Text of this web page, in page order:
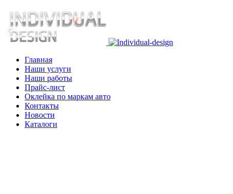
Главная
Наши услуги
Наши работы
Прайс-лист
Оклейка по маркам авто
Контакты
Новости
Каталоги